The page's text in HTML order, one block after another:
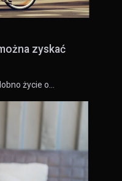
zyskać
życie o…